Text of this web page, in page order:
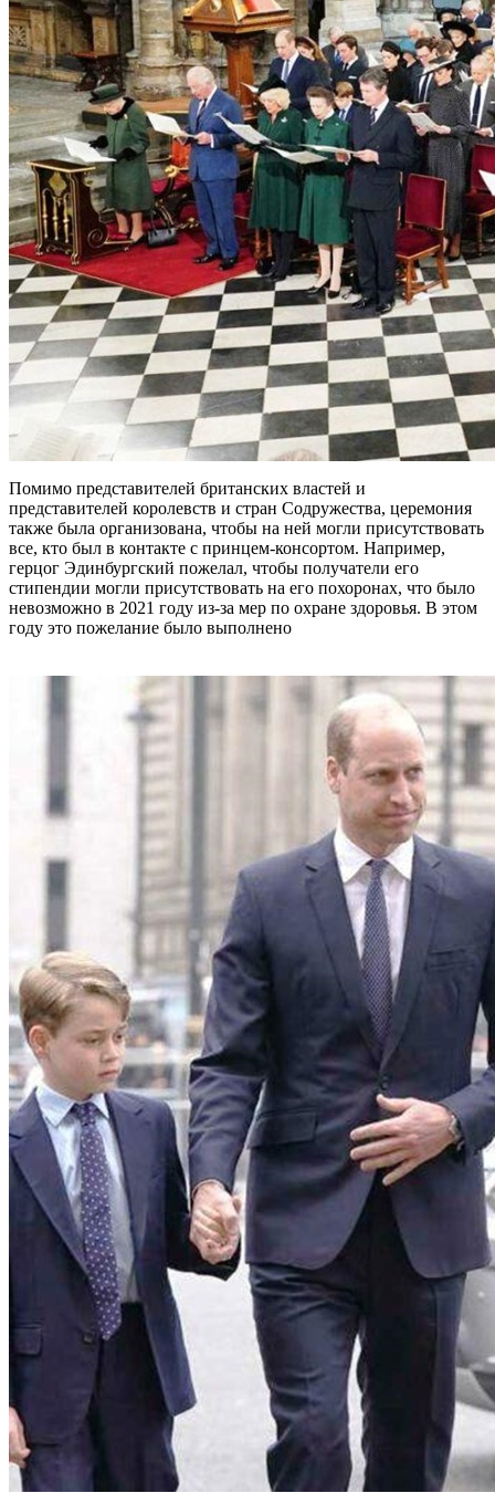
Помимо представителей британских властей и
представителей королевств и стран Содружества, церемония
также была организована, чтобы на ней могли присутствовать
все, кто был в контакте с принцем-консортом. Например,
герцог Эдинбургский пожелал, чтобы получатели его
стипендии могли присутствовать на его похоронах, что было
невозможно в 2021 году из-за мер по охране здоровья. В этом
году это пожелание было выполнено